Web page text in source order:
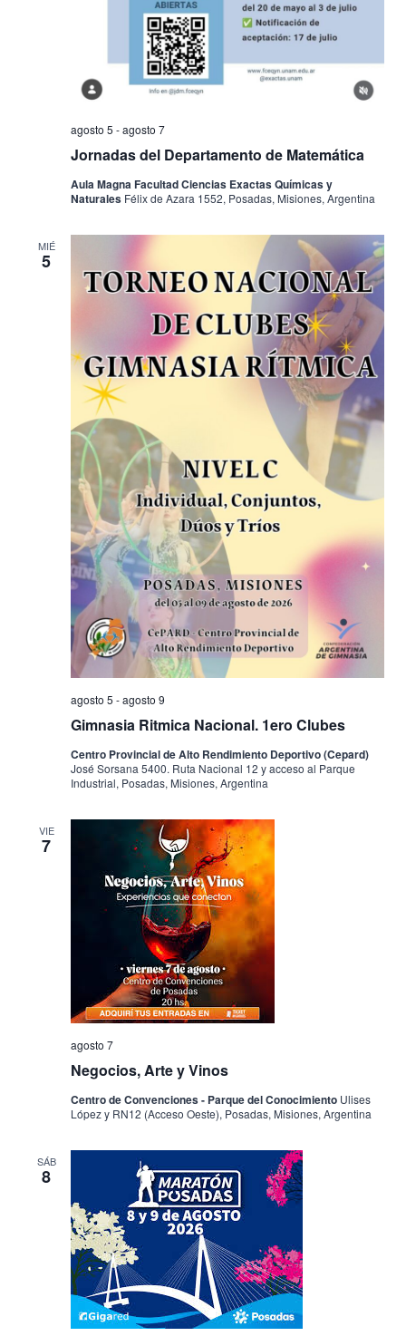
Jornadas del Departamento de Matemática
agosto 5 -agosto 7
Aula Magna Facultad Ciencias Exactas Químicas y
Naturales Félix de Azara 1552, Posadas, Misiones, Argentina
MIÉ
5
Gimnasia Ritmica Nacional. 1ero Clubes
agosto 5 -agosto 9
Centro Provincial de Alto Rendimiento Deportivo (Cepard)
José Sorsana 5400. Ruta Nacional 12 y acceso al Parque
Industrial, Posadas, Misiones, Argentina
VIE
7
Negocios, Arte y Vinos
agosto 7
Centro de Convenciones - Parque del Conocimiento Ulises
López y RN12 (Acceso Oeste), Posadas, Misiones, Argentina
SÁB
8